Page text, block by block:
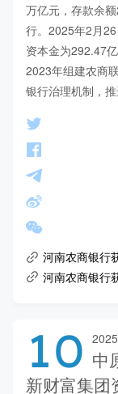
万亿元，存款余
行。2025年2月
资本金为292.47
2023年组建农商
银行治理机制，推
河南农商银行
河南农商银行
10 中
新财富集团